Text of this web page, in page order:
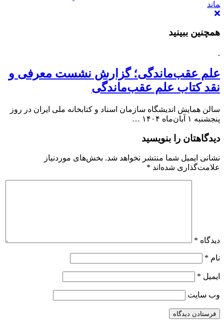
ماند
همچنین ببینید
علم عقب‌ماندگی؛ گزارش نشست معرفی و
نقد کتاب علم عقب‌ماندگی
سالن همایش اندیشگاه سازمان اسناد و کتابخانه ملی ایران در روز
پنجشنبه ۱ آبان‌ماه ۱۴۰۴ …
دیدگاهتان را بنویسید
نشانی ایمیل شما منتشر نخواهد شد. بخش‌های موردنیاز
علامت‌گذاری شده‌اند *
دیدگاه *
نام *
ایمیل *
وب‌ سایت